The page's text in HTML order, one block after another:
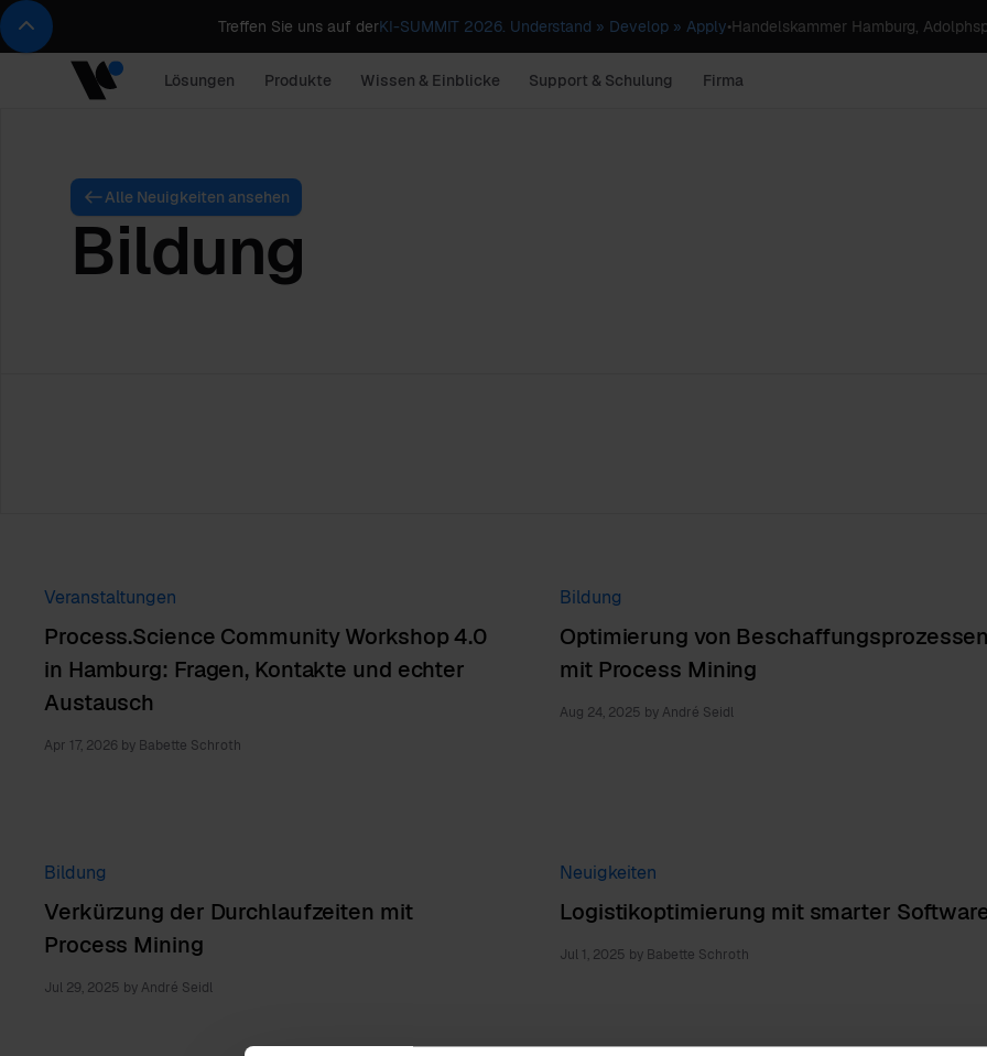
Treffen Sie uns auf derKI-SUMMIT 2026. Understand » Develop » Apply•Handelskammer Hamburg,
Lösungen Produkte Wissen & Einblicke Support & Schulung Firma
Alle Neuigkeiten ansehen
Bildung
Veranstaltungen
Process.Science Community Workshop 4.0
in Hamburg: Fragen, Kontakte und echter
Austausch
Apr 17, 2026 by Babette Schroth
Bildung
Optimierung von Beschaffungsprozessen
mit Process Mining
Aug 24, 2025 by André Seidl
Bildung
Verkürzung der Durchlaufzeiten mit
Process Mining
Jul 29, 2025 by André Seidl
Neuigkeiten
Logistikoptimierung mit smarter
Jul 1, 2025 by Babette Schroth